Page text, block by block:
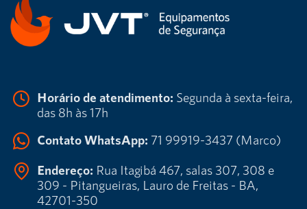
Horário de atendimento: Segunda à sexta-feira,
das 8h às 17h
Contato WhatsApp: 71 99919-3437 (Marco)
Endereço: Rua Itagibá 467, salas 307, 308 e
309 - Pitangueiras, Lauro de Freitas - BA,
42701-350